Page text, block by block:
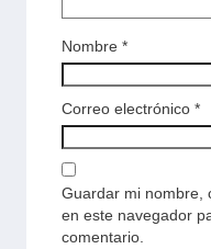
Nombre *
Correo electrónico *
Guardar mi nombre,
en este navegador
comentario.